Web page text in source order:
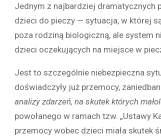
Jednym z najbardziej dramatycznych
dzieci do pieczy — sytuacja, w której
poza rodziną biologiczną, ale system
dzieci oczekujących na miejsce w
Jest to szczególnie niebezpieczna
doświadczyły już przemocy,
analizy zdarzeń, na skutek których
powołanego w ramach tzw. „Ustawy
przemocy wobec dzieci miała skutek